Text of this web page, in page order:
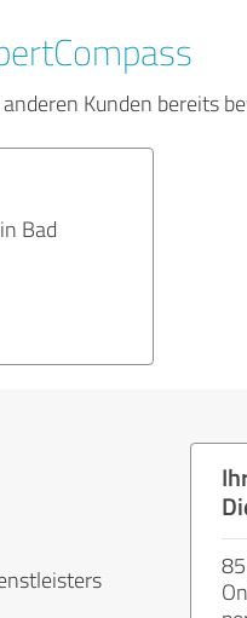
Kunden bereits
Bad